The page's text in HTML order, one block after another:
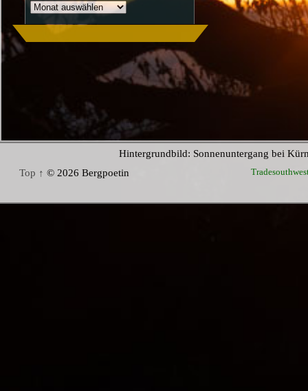
Archiv
Hintergrundbild: Sonnenuntergang bei
Top ↑ © 2026 Bergpoetin